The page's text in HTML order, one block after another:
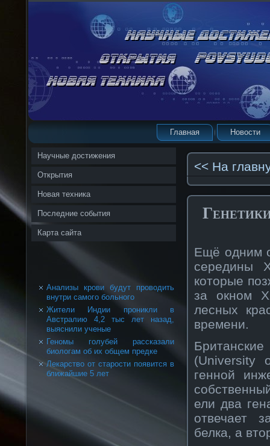
Главная Новости
Научные достижения
Открытия
Новая техника
Последние события
Карта сайта
Анализы крови будут проводить
внутри самого больного
Жители Индии проникли в
Австралию 4,2 тыс лет назад,
выяснили ученые
Геномы голубей рассказали
биологам об их общем предке
Лекарство от старости появится в
ближайшие 5 лет
<< На
Ещё одним
середины
которые
за окном
лесных
времени.
(University
генной
ели два
отвечает
белка, а